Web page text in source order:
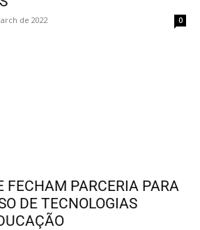
de 2022 0
FECHAM PARCERIA PARA
DE TECNOLOGIAS